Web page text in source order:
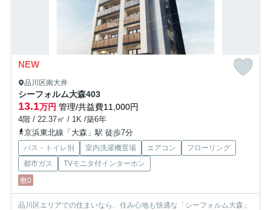
NEW
品川区南大井
シーフォルム大森403
13.1万円 管理/共益費11,000円
4階 / 22.37㎡ / 1K /築6年
京浜東北線「大森」駅 徒歩7分
バス・トイレ別 室内洗濯機置場 エアコン
フローリング
都市ガス
TVモニタ付インターホン
敷0
品川区エリアでの住まいなら、住み心地も快適な「シーフォルム大森」